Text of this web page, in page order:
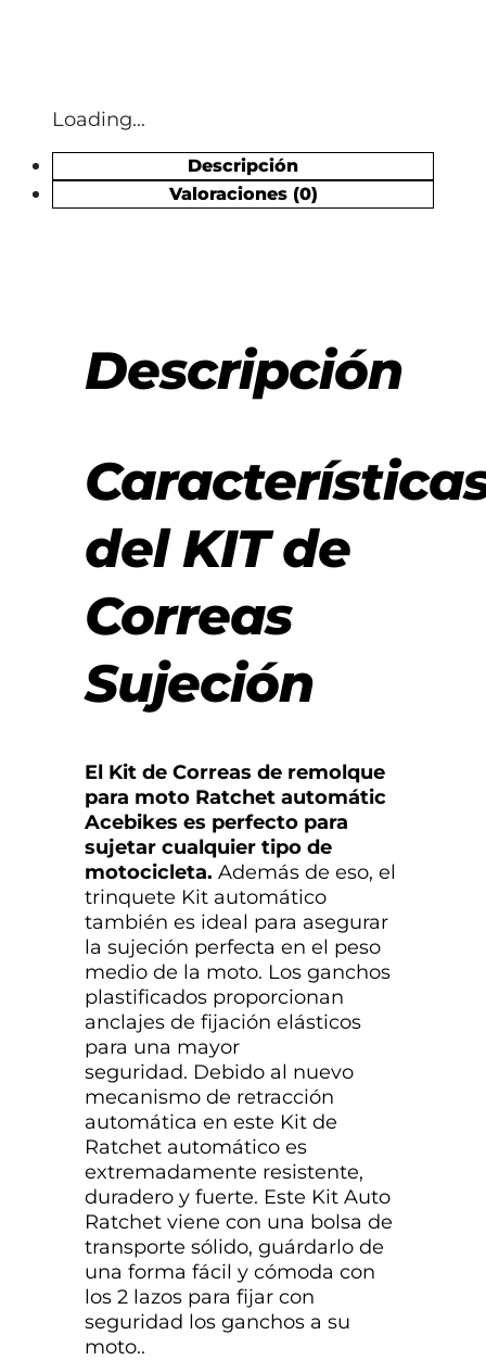
Loading...
Descripción
Valoraciones (0)
Descripción
del KIT de
Correas
Sujeción
El Kit de Correas de remolque
para moto Ratchet automátic
Acebikes es perfecto para
sujetar cualquier tipo de
motocicleta. Además de eso, el
trinquete Kit automático
también es ideal para asegurar
la sujeción perfecta en el peso
medio de la moto. Los ganchos
plastificados proporcionan
anclajes de fijación elásticos
para una mayor
seguridad. Debido al nuevo
mecanismo de retracción
automática en este Kit de
Ratchet automático es
extremadamente resistente,
duradero y fuerte. Este Kit Auto
Ratchet viene con una bolsa de
transporte sólido, guárdarlo de
una forma fácil y cómoda con
los 2 lazos para fijar con
seguridad los ganchos a su
moto..